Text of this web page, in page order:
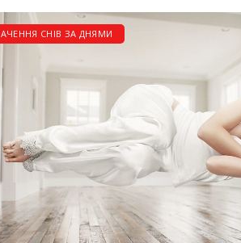
СНІВ ЗА ДНЯМИ